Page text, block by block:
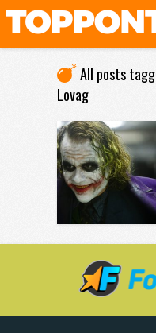
All posts
Lovag